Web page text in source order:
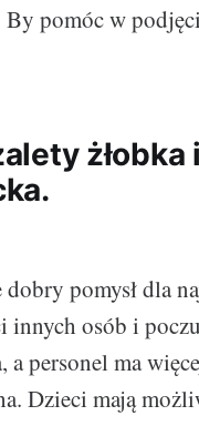
pomóc w
żłobka
pomysł dla
osób i
a personel ma
Dzieci mają